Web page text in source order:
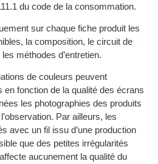
du code de la consommation.
sur chaque fiche produit les
la composition, le circuit de
méthodes d’entretien.
de couleurs peuvent
en fonction de la qualité des écrans
les photographies des produits
Par ailleurs, les
avec un fil issu d’une production
que des petites irrégularités
aucunement la qualité du